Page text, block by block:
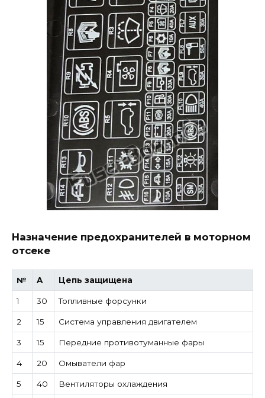
Назначение предохранителей в моторном
отсеке
№ A Цепь защищена
1 30 Топливные форсунки
2 15 Система управления двигателем
3 15 Передние противотуманные фары
4 20 Омыватели фар
5 40 Вентиляторы охлаждения